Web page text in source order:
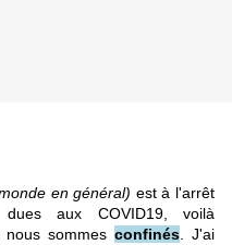
en général) est à l'arrêt
aux COVID19, voilà
nous sommesconfinés .J'ai